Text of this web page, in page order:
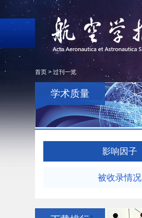
首页 > 过刊一览
学术质量
影响因子
被收录情况